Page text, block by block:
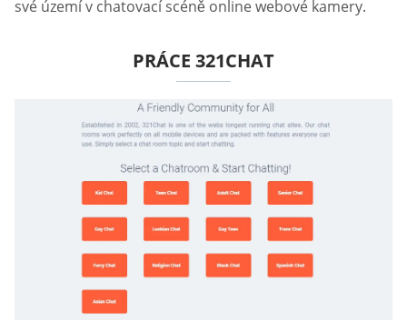
své území v chatovací scéně online webové kamery.
PRÁCE 321CHAT